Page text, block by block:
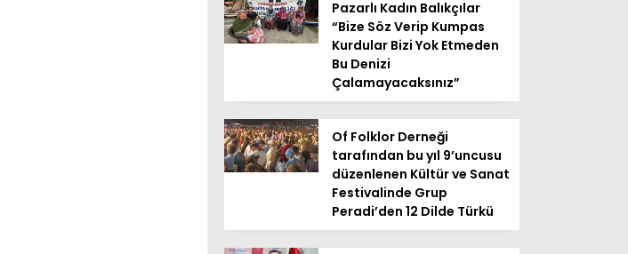
Pazarlı Kadın Balıkçılar
“Bize Söz Verip Kumpas
Kurdular Bizi Yok Etmeden
Bu Denizi
Çalamayacaksınız”
Of Folklor Derneği
tarafından bu yıl 9’uncusu
düzenlenen Kültür ve Sanat
Festivalinde Grup
Peradi’den 12 Dilde Türkü